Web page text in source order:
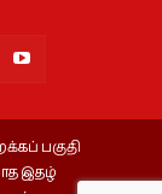
பகுதி
இதழ்